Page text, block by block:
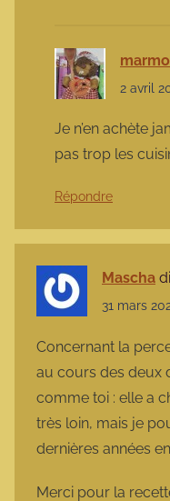
2 avril
Je n’en achète
pas trop les
Répondre
Mascha
31 mars
Concernant la
au cours des deux
comme toi : elle a
très loin, mais je
dernières années
Merci pour la